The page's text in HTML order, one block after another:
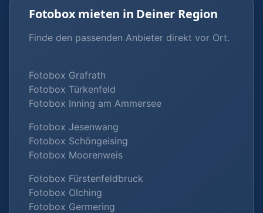
Fotobox mieten in Deiner Region
Finde den passenden Anbieter direkt vor Ort.
Fotobox Grafrath
Fotobox Türkenfeld
Fotobox Inning am Ammersee
Fotobox Jesenwang
Fotobox Schöngeising
Fotobox Moorenweis
Fotobox Fürstenfeldbruck
Fotobox Olching
Fotobox Germering